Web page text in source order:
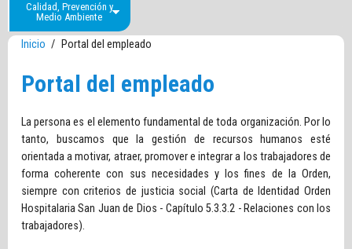
Calidad, Prevención y
Medio Ambiente
Inicio / Portal del empleado
Portal del empleado
La persona es el elemento fundamental de toda organización. Por lo
tanto, buscamos que la gestión de recursos humanos esté
orientada a motivar, atraer, promover e integrar a los trabajadores de
forma coherente con sus necesidades y los fines de la Orden,
siempre con criterios de justicia social (Carta de Identidad Orden
Hospitalaria San Juan de Dios - Capítulo 5.3.3.2 - Relaciones con los
trabajadores).